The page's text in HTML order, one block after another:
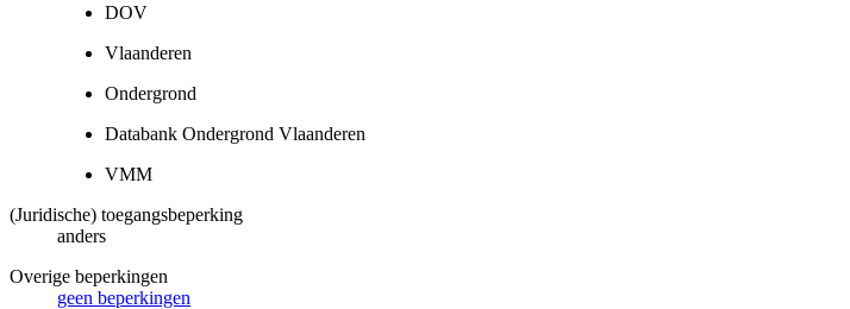
DOV
Vlaanderen
Ondergrond
Databank Ondergrond Vlaanderen
VMM
(Juridische) toegangsbeperking
anders
Overige beperkingen
geen beperkingen